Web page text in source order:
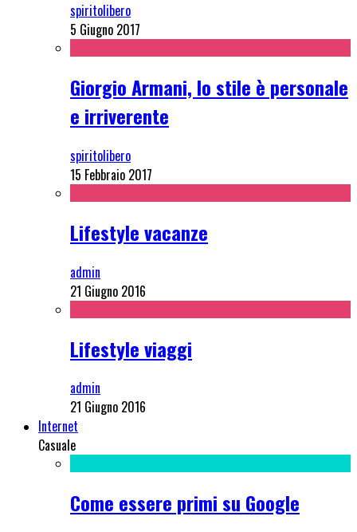
spiritolibero
5 Giugno 2017
Giorgio Armani, lo stile è personale
e irriverente
spiritolibero
15 Febbraio 2017
Lifestyle vacanze
admin
21 Giugno 2016
Lifestyle viaggi
admin
21 Giugno 2016
Internet
Casuale
Come essere primi su Google